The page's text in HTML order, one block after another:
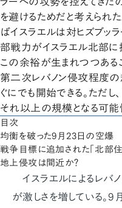
を避けるためだと考えられ
ばイスラエルは対ヒズブッ
部戦力がイスラエル北部に
この余裕が生まれつつある
第二次レバノン侵攻程度の
ぐにでも開始できる。ただ
それ以上の規模となる可能
目次
均衡を破った9月23日の空爆
戦争目標に追加された「北部住
地上侵攻は間近か？
イスラエルによるレバ
が激しさを増している。